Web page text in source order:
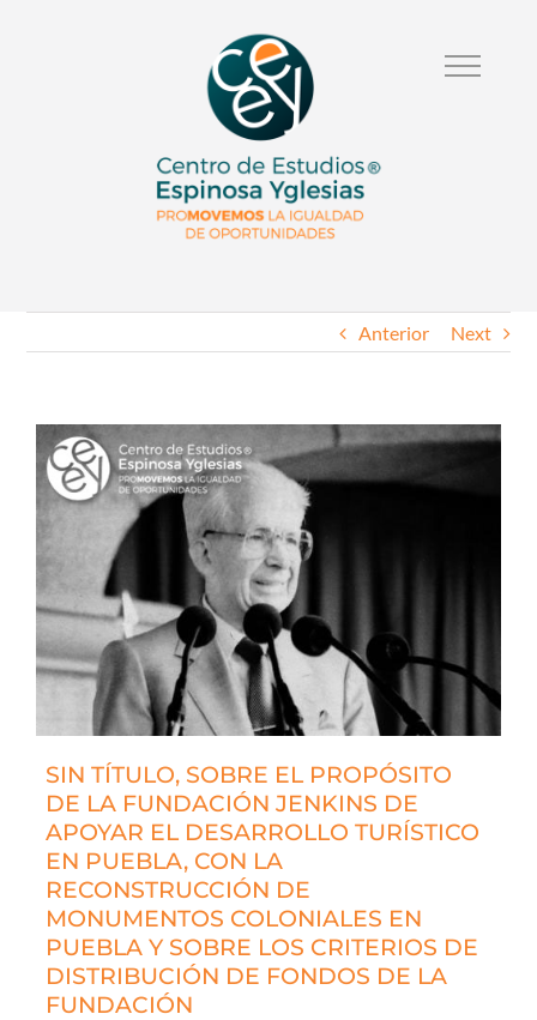
Anterior Next
SIN TÍTULO, SOBRE EL PROPÓSITO
DE LA FUNDACIÓN JENKINS DE
APOYAR EL DESARROLLO TURÍSTICO
EN PUEBLA, CON LA
RECONSTRUCCIÓN DE
MONUMENTOS COLONIALES EN
PUEBLA Y SOBRE LOS CRITERIOS DE
DISTRIBUCIÓN DE FONDOS DE LA
FUNDACIÓN